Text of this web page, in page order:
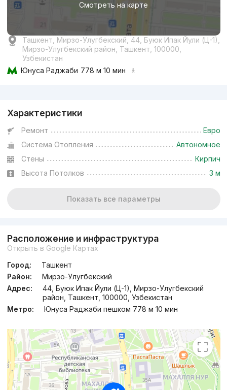
Смотреть на карте
Ташкент, Мирзо-Улугбекский, 44, Буюк Ипак Йули (Ц-1),
Мирзо-Улугбекский район, Ташкент, 100000,
Узбекистан
Юнуса Раджаби 778 м 10 мин
Характеристики
Ремонт
Евро
Система Отопления
Автономное
Стены
Кирпич
Высота Потолков
3 м
Показать все параметры
Расположение и инфраструктура
Открыть в Google Картах
Город:
Ташкент
Район:
Мирзо-Улугбекский
Адрес:
44, Буюк Ипак Йули (Ц-1), Мирзо-Улугбекский
район, Ташкент, 100000, Узбекистан
Метро:
Юнуса Раджаби пешком 778 м 10 мин